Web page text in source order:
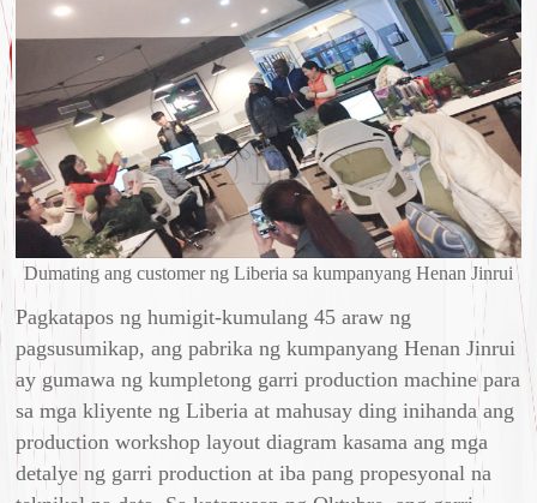
Dumating ang customer ng Liberia sa kumpanyang Henan Jinrui
Pagkatapos ng humigit-kumulang 45 araw ng
pagsusumikap, ang pabrika ng kumpanyang Henan Jinrui
ay gumawa ng kumpletong garri production machine para
sa mga kliyente ng Liberia at mahusay ding inihanda ang
production workshop layout diagram kasama ang mga
detalye ng garri production at iba pang propesyonal na